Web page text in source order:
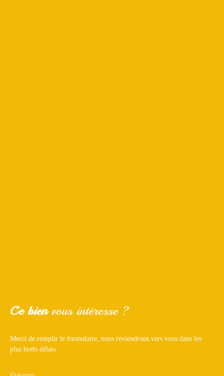
Ce bien vous intéresse ?
Merci de remplir le formulaire, nous reviendrons vers vous dans les
plus brefs délais.